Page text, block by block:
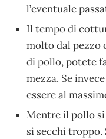
l’eventuale
Il tempo di
molto dal pezzo
di pollo, potete
mezza. Se
essere al
Mentre il pollo
si secchi troppo.